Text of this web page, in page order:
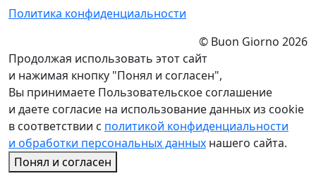
Политика конфиденциальности
© Buon Giorno 2026
Продолжая использовать этот сайт
и нажимая кнопку "Понял и согласен",
Вы принимаете Пользовательское соглашение
и даете согласие на использование данных из cookie
в соответствии с политикой конфиденциальности
и обработки персональных данных нашего сайта.
Понял и согласен